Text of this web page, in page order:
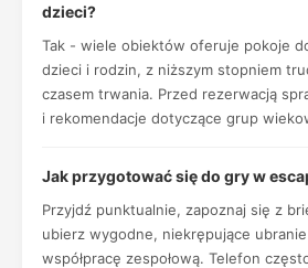
dzieci?
Tak - wiele obiektów oferuje pokoje
dzieci i rodzin, z niższym stopniem
czasem trwania. Przed rezerwacją
i rekomendacje dotyczące grup
Jak przygotować się do gry w
Przyjdź punktualnie, zapoznaj się z
ubierz wygodne, niekrępujące
współpracę zespołową. Telefon